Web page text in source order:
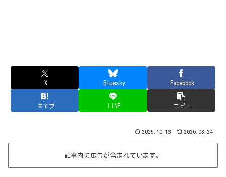
X Bluesky Facebook
はてブ LINE コピー
2025.10.13 2026.03.24
記事内に広告が含まれています。